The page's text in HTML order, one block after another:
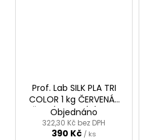
Prof. Lab SILK PLA TRI
COLOR 1 kg ČERVENÁ-
ŽLUTÁ-ZELENÁ (RED-
YELLOW-GREEN)
Objednáno
322,30 Kč bez DPH
390 Kč / ks